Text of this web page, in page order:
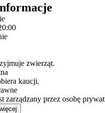
zwierząt.
kaucji.
zarządzany przez osobę